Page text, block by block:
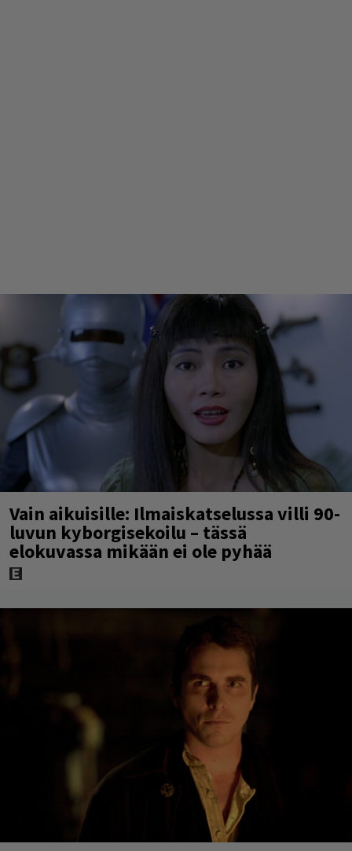
Vain aikuisille: Ilmaiskatselussa villi 90-
luvun kyborgisekoilu – tässä
elokuvassa mikään ei ole pyhää